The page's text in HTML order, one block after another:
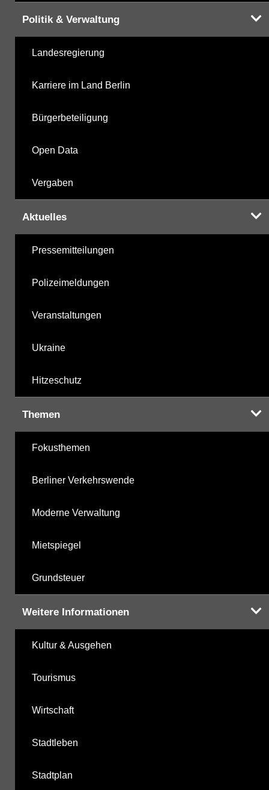
Politik & Verwaltung
Landesregierung
Karriere im Land Berlin
Bürgerbeteiligung
Open Data
Vergaben
Aktuelles
Pressemitteilungen
Polizeimeldungen
Veranstaltungen
Ukraine
Hitzeschutz
Themen
Fokusthemen
Berliner Verkehrswende
Moderne Verwaltung
Mietspiegel
Grundsteuer
Weitere Informationen
Kultur & Ausgehen
Tourismus
Wirtschaft
Stadtleben
Stadtplan